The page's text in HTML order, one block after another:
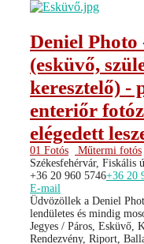
Deniel Photo
(esküvő,
keresztelő) -
enteriőr
elégedett
01 Fotós Műtermi fotós
Székesfehérvár, Fiskális
+36 20 960 5746+36 20
E-mail
Üdvözöllek a Deniel
lendületes és mindig
Jegyes / Páros, Esküvő,
Rendezvény, Riport,